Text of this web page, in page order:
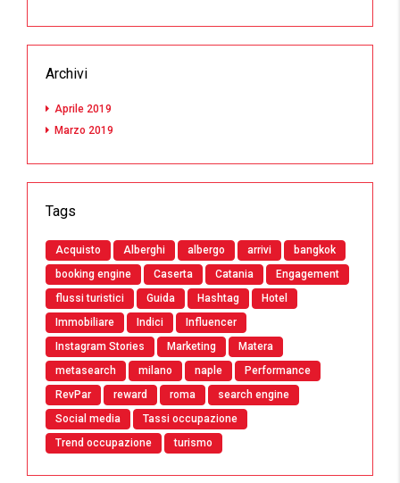
Archivi
Aprile 2019
Marzo 2019
Tags
Acquisto Alberghi albergo arrivi
bangkok
booking engine
Caserta Catania
Engagement
flussi turistici
Guida Hashtag
Hotel
Immobiliare
Indici
Influencer
Instagram Stories
Marketing
Matera
metasearch
milano naple
Performance
RevPar
reward roma
search engine
Social media
Tassi occupazione
Trend occupazione
turismo